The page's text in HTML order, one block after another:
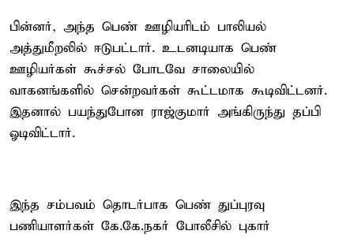
பின்னர், அந்த பெண் ஊழியரிடம் பாலியல்
அத்துமீறலில் ஈடுபட்டார். உடனடியாக பெண்
ஊழியர்கள் கூச்சல் போடவே சாலையில்
வாகனங்களில் சென்றவர்கள் கூட்டமாக கூடிவிட்டனர்.
இதனால் பயந்துபோன ராஜ்குமார் அங்கிருந்து தப்பி
ஓடிவிட்டார்.
இந்த சம்பவம் தொடர்பாக பெண் துப்புரவு
பணியாளர்கள் கே.கே.நகர் போலீசில் புகார்